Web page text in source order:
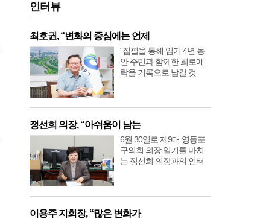
인터뷰
최호권, “변화의 중심에는 언제
“집필을 통해 임기 4년 동
안 주민과 함께한 희로애
락을 기록으로 남길 것
정선희 의장, “아쉬움이 남는
6월 30일로 제9대 영등포
구의회 의장 임기를 마치
는 정선희 의장과의 인터
이용주 지회장, “많은 변화가